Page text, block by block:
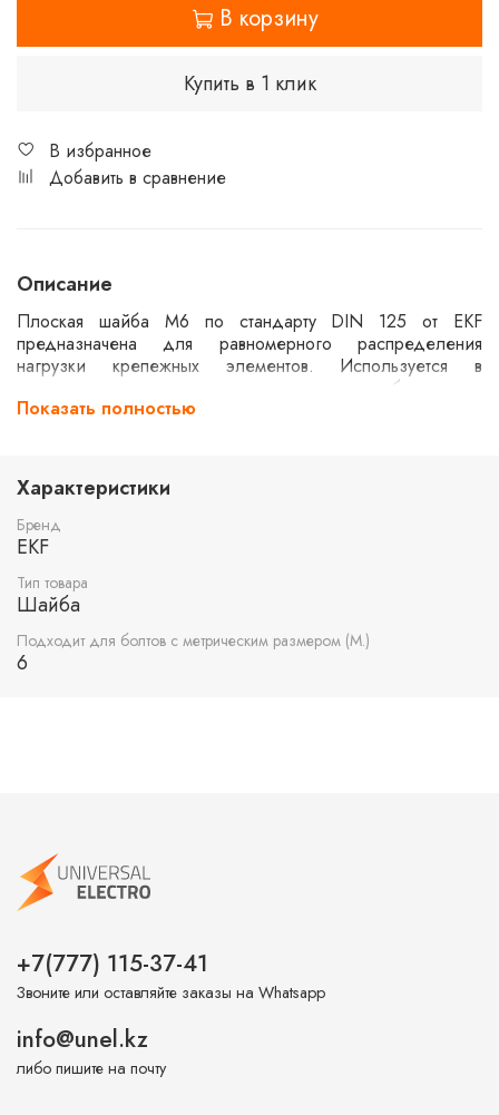
В корзину
Купить в 1 клик
В избранное
Добавить в сравнение
Описание
Плоская шайба M6 по стандарту DIN 125 от EKF
предназначена для равномерного распределения
нагрузки крепежных элементов. Используется в
различных монтажных и строительных работах для
предотвращения повреждений поверхности и увеличения
устойчивость к коррозии.
Показать полностью
Характеристики
Бренд
EKF
Тип товара
Шайба
Подходит для болтов с метрическим размером (М.)
6
+7(777) 115-37-41
Звоните или оставляйте заказы на Whatsapp
info@unel.kz
либо пишите на почту